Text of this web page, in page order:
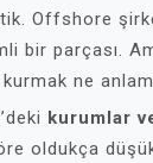
Offshore
bir parçası.
ne
kurumlar
oldukça